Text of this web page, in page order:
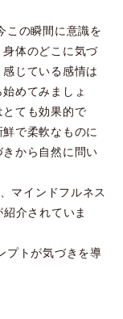
この瞬間に意識を
体のどこに気づ
じている感情は
めてみましょ
ても効果的で
で柔軟なものに
から自然に問い
マインドフルネス
介されていま
プトが気づきを導